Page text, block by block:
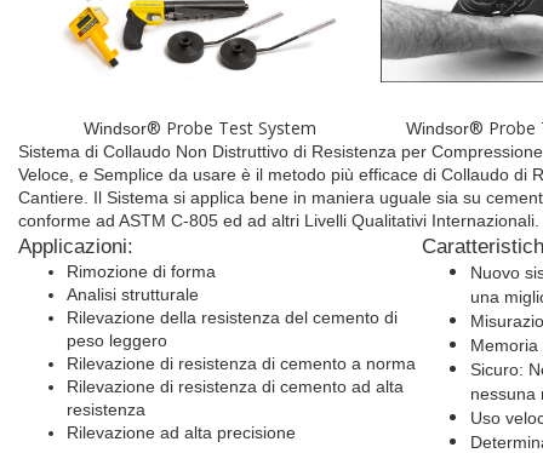
Windsor® Probe Test System Windsor® Probe
Sistema di Collaudo Non Distruttivo di Resistenza per
Veloce, e Semplice da usare è il metodo più efficace di Collaudo di
Cantiere. Il Sistema si applica bene in maniera uguale sia su
conforme ad ASTM C-805 ed ad altri Livelli Qualitativi Internazionali.
Applicazioni:
Rimozione di forma
Analisi strutturale
Rilevazione della resistenza del cemento di
peso leggero
Rilevazione di resistenza di cemento a norma
Rilevazione di resistenza di cemento ad alta
resistenza
Rilevazione ad alta precisione
Nuovo
una
Memoria
Sicuro:
nessuna
Uso